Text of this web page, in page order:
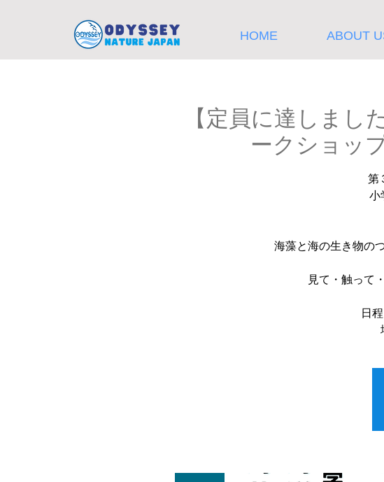
HOME ABOUT
【定員に達しまし
ークショッ
第
小
海藻と海の生き物の
見て・触って
日